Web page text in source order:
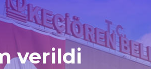
verildi